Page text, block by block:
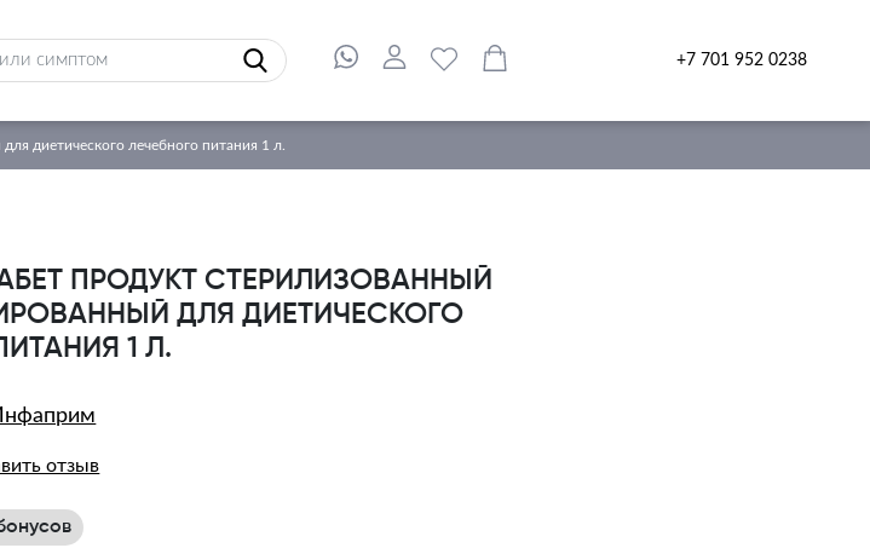
+7 701 952 0238
диетического лечебного питания 1 л.
ПРОДУКТ СТЕРИЛИЗОВАННЫЙ
ДЛЯ ДИЕТИЧЕСКОГО
1 Л.
отзыв